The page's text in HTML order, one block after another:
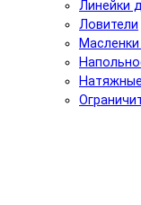
Линейки
Ловители